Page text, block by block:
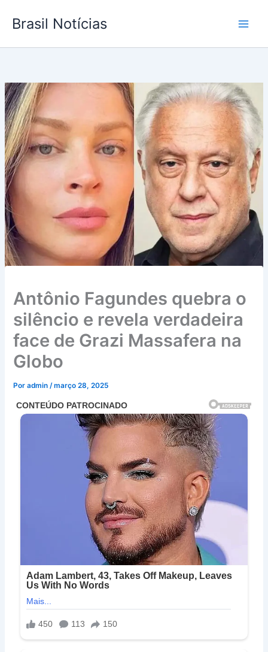
para
conteúdo
Brasil Notícias
Antônio Fagundes quebra o
silêncio e revela verdadeira
face de Grazi Massafera na
Globo
Poradmin /março 28, 2025